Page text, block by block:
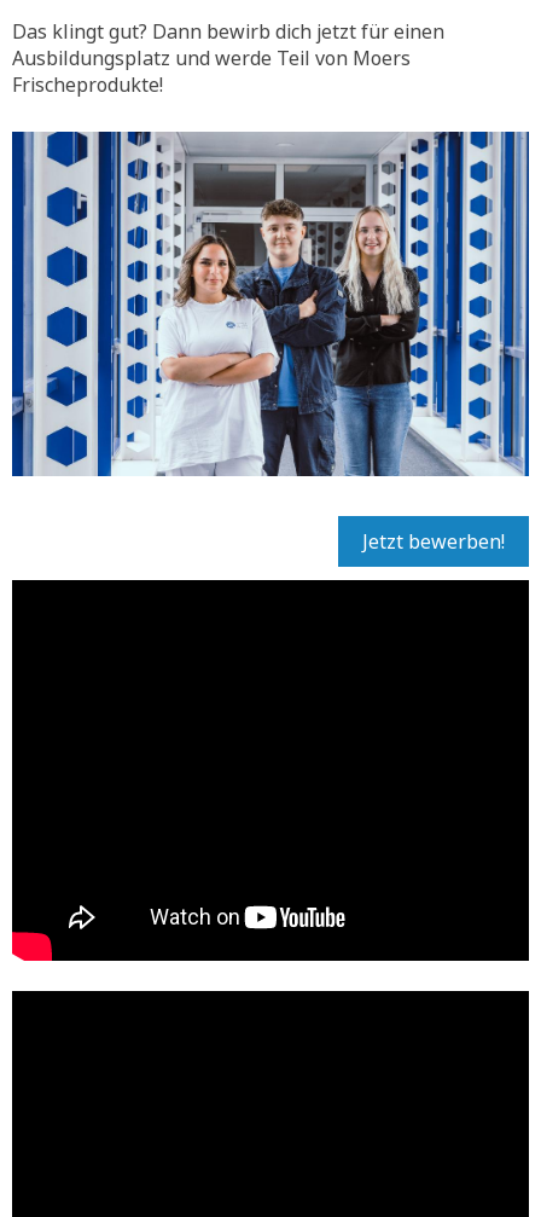
Das klingt gut? Dann bewirb dich jetzt für einen
Ausbildungsplatz und werde Teil von Moers
Frischeprodukte!
Jetzt bewerben!